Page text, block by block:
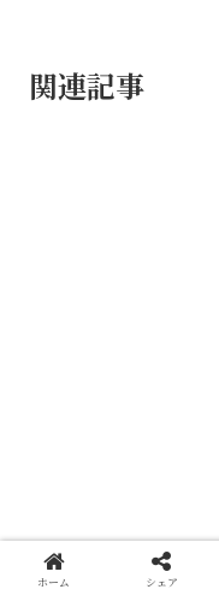
関連記事
ホーム シェア